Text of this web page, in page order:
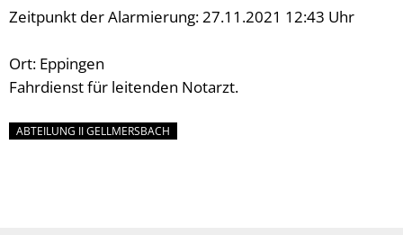
Zeitpunkt der Alarmierung: 27.11.2021 12:43 Uhr
Ort: Eppingen
Fahrdienst für leitenden Notarzt.
ABTEILUNG II GELLMERSBACH